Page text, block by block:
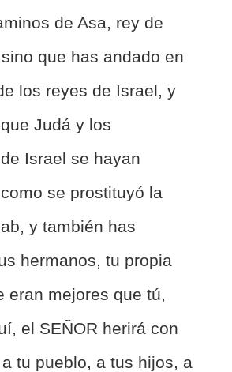
de Asa, rey de
sino que has andado en
los reyes de Israel, y
Judá y los
Israel se hayan
se prostituyó la
y también has
hermanos, tu propia
eran mejores que tú,
el SEÑOR herirá con
tu pueblo, a tus hijos, a